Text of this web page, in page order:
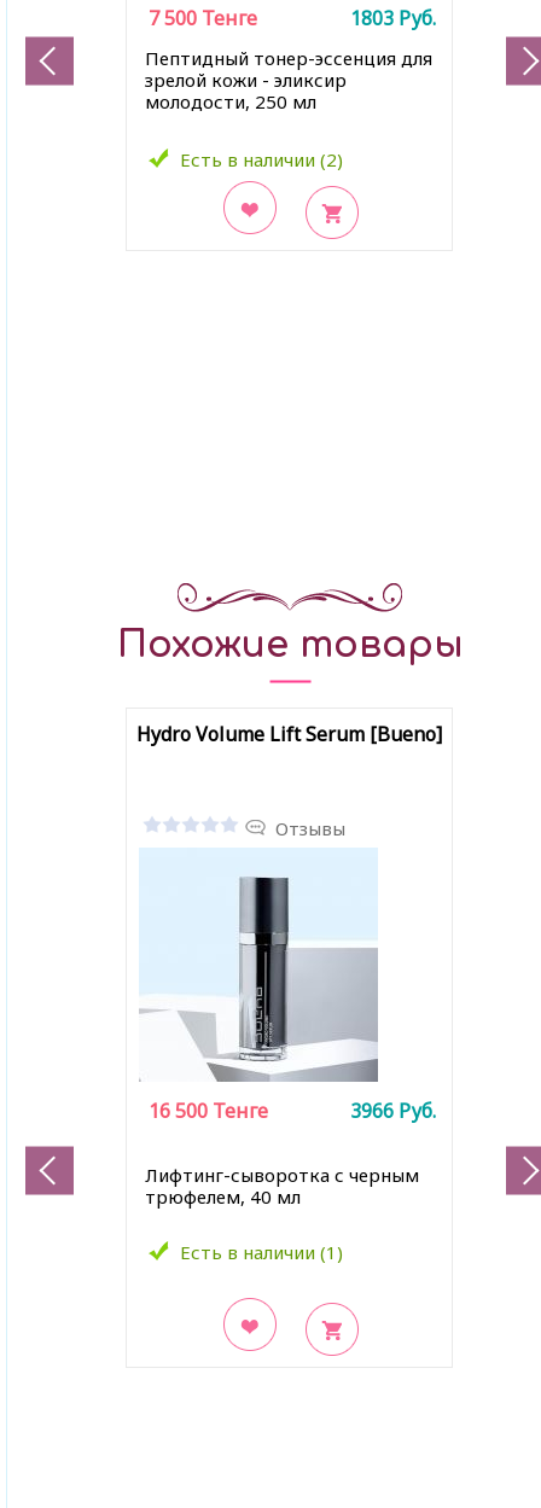
Пептидный тонер-эссенция для
зрелой кожи - эликсир
молодости, 250 мл
Есть в наличии (2)
7 500 Тенге 1803 Руб.
Похожие товары
Hydro Volume Lift Serum [Bueno]
Отзывы
Лифтинг-сыворотка с черным
трюфелем, 40 мл
Есть в наличии (1)
16 500 Тенге 3966 Руб.